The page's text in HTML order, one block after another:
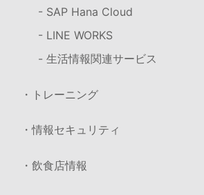
- SAP Hana Cloud
- LINE WORKS
- 生活情報関連サービス
・トレーニング
・情報セキュリティ
・飲食店情報